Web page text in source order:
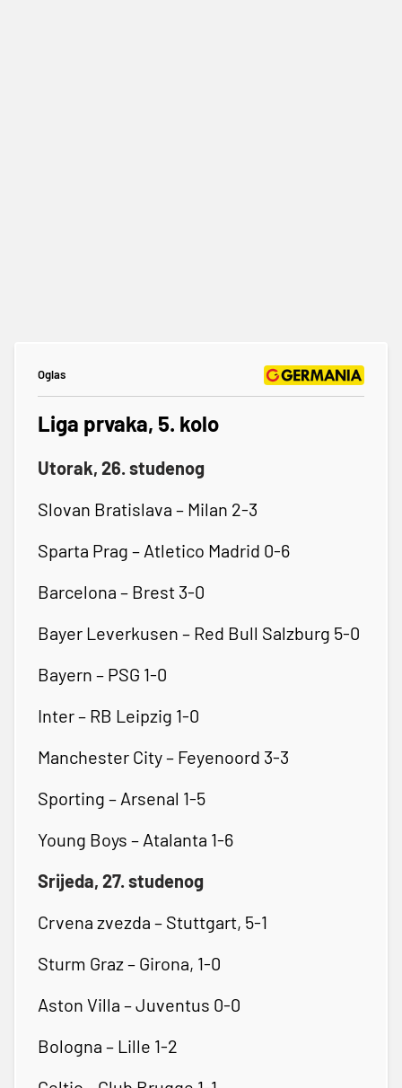
Oglas
Liga prvaka, 5. kolo
Utorak, 26. studenog
Slovan Bratislava – Milan 2-3
Sparta Prag – Atletico Madrid 0-6
Barcelona – Brest 3-0
Bayer Leverkusen – Red Bull Salzburg 5-0
Bayern – PSG 1-0
Inter – RB Leipzig 1-0
Manchester City – Feyenoord 3-3
Sporting – Arsenal 1-5
Young Boys – Atalanta 1-6
Srijeda, 27. studenog
Crvena zvezda – Stuttgart, 5-1
Sturm Graz – Girona, 1-0
Aston Villa – Juventus 0-0
Bologna – Lille 1-2